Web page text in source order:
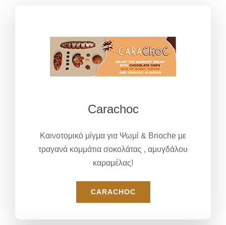
Carachoc
Καινοτομικό μίγμα για Ψωμί & Brioche με
τραγανά κομμάτια σοκολάτας , αμυγδάλου
καραμέλας!
CARACHOC